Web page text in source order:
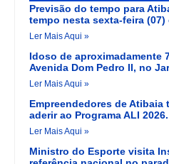
Previsão do tempo para
tempo nesta sexta-feira (07)
Ler Mais Aqui »
Idoso de aproximadamente
Avenida Dom Pedro II, no
Ler Mais Aqui »
Empreendedores de Atibaia
aderir ao Programa ALI 2026.
Ler Mais Aqui »
Ministro do Esporte visita